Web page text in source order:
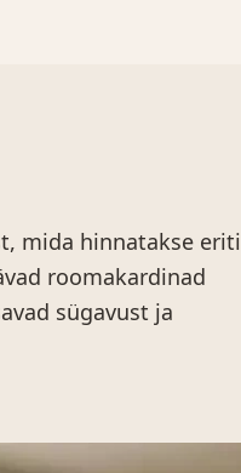
mida hinnatakse eriti
roomakardinad
sügavust ja